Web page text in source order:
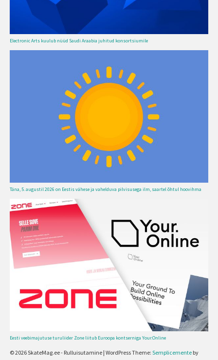
Electronic Arts kuulub nüüd Saudi Araabia juhitud konsortsiumile
Täna, 5. augustil 2026 on Eestis vähese ja vahelduva pilvisusega ilm, saartel õhtul hoovihma
Eesti veebimajutuse turuliider Zone liitub Euroopa kontserniga Your.Online
© 2026 SkateMag.ee - Rulluisutamine | WordPress Theme: Semplicemente by